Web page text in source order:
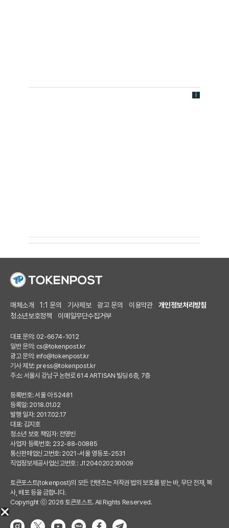
매체소개 1:1 문의 기사제보 광고 문의 이용약관
개인정보처리방침
청소년보호정책
이메일무단수집거부
대표 문의: 02-6674-1012
일반 문의: cs@tokenpost.kr
광고 문의: info@tokenpost.kr
기사 제보: press@tokenpost.kr
주소: 서울시 강남구 논현로 614 ARTISAN 빌딩 6층, 7층
등록번호: 서울 아 52481
등록일: 2018.01.02
발행 일자: 2017.02.17
대표: 김지호
청소년 보호 책임자: 전영빈
사업자 등록번호: 232-88-00885
통신판매업신고번호: 2021-서울 영등포-2531
직업정보제공사업신고번호 : J1204020230009
토큰포스트(tokenpost)의 모든 컨텐츠는 저작권 법의 보호를 받는 바, 무단 전재, 복
사, 배포 등을 금합니다.
Copyright ⓒ 2026 토큰포스트. All Rights Reserved.